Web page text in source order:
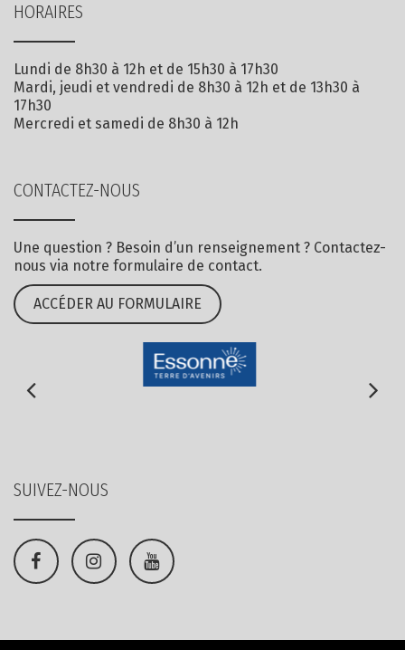
HORAIRES
Lundi de 8h30 à 12h et de 15h30 à 17h30
Mardi, jeudi et vendredi de 8h30 à 12h et de 13h30 à
17h30
Mercredi et samedi de 8h30 à 12h
CONTACTEZ-NOUS
Une question ? Besoin d’un renseignement ? Contactez-
nous via notre formulaire de contact.
ACCÉDER AU FORMULAIRE
SUIVEZ-NOUS
Lien
compte
Lien
compte
Lien
chaîne